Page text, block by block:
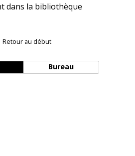
dans la bibliothèque
Retour au début
Bureau